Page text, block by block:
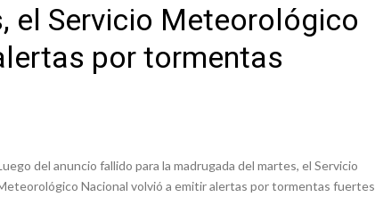
el Servicio Meteorológico
por tormentas
del anuncio fallido para la madrugada del martes, el Servicio
Nacional volvió a emitir alertas por tormentas fuertes